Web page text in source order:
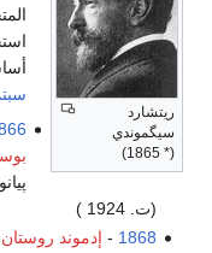
ريتشارد
سيگموندي
(* 1865)
(ت. 1924 )
1868
- إدموند روستان